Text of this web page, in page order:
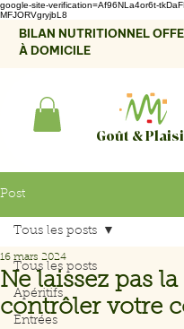
google-site-verification=Af96NLa4or6t-
MFJORVgryjbL8
BILAN NUTRITIONNEL
À DOMICILE
Goût &
Post
Tous les posts
Apéritifs
Entrées
Tous les posts
Ne laissez pas
contrôler votre
16 mars 2024